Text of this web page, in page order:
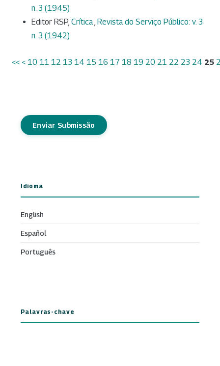
n. 3 (1945)
Editor RSP, Crítica, Revista do Serviço Público: v. 3
n. 3 (1942)
<< < 10 11 12 13 14 15 16 17 18 19 20 21 22 23 24 25
Enviar Submissão
Idioma
English
Español
Português
Palavras-chave